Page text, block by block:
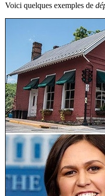
Voici quelques exemples de